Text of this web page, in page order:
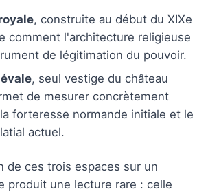
, construite au début du XIXe
comment l'architecture religieuse
de légitimation du pouvoir.
, seul vestige du château
de mesurer concrètement
forteresse normande initiale et le
actuel.
de ces trois espaces sur un
produit une lecture rare : celle